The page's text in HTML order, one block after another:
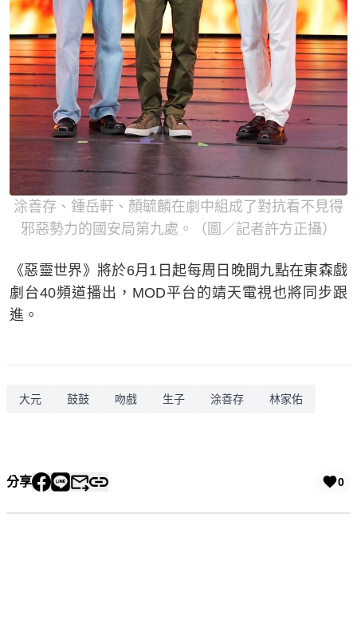
涂善存、鍾岳軒、顏毓麟在劇中組成了對抗看不見得
邪惡勢力的國安局第九處。（圖／記者許方正攝）
《惡靈世界》將於6月1日起每周日晚間九點在東森戲
劇台40頻道播出，MOD平台的靖天電視也將同步跟
進。
大元 鼓鼓 吻戲 生子 涂善存 林家佑
分享 0